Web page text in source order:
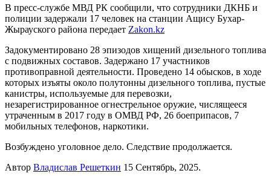
В пресс-службе МВД РК сообщили, что сотрудники ДКНБ и
полиции задержали 17 человек на станции Ащису Бухар-
Жырауского района передает Zakon.kz
Задокументировано 28 эпизодов хищений дизельного топлива
с подвижных составов. Задержано 17 участников
противоправной деятельности. Проведено 14 обысков, в ходе
которых изъяты около полутонны дизельного топлива, пустые
канистры, используемые для перевозки,
незарегистрированное огнестрельное оружие, числящееся
утраченным в 2017 году в ОМВД РФ, 26 боеприпасов, 7
мобильных телефонов, наркотики.
Возбуждено уголовное дело. Следствие продолжается.
Автор Владислав Решеткин 15 Сентябрь, 2025.